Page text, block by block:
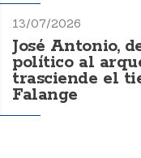
13/07/2026
José Antonio,
político al
trasciende el
Falange